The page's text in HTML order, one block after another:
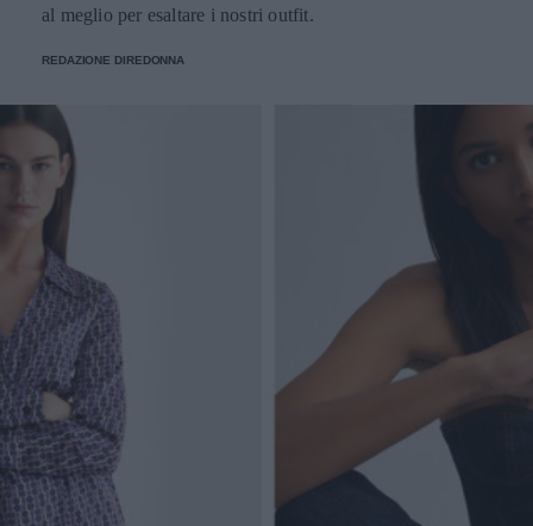
al meglio per esaltare i nostri outfit.
REDAZIONE DIREDONNA